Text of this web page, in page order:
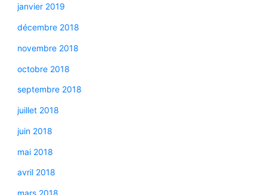
janvier 2019
décembre 2018
novembre 2018
octobre 2018
septembre 2018
juillet 2018
juin 2018
mai 2018
avril 2018
mars 2018